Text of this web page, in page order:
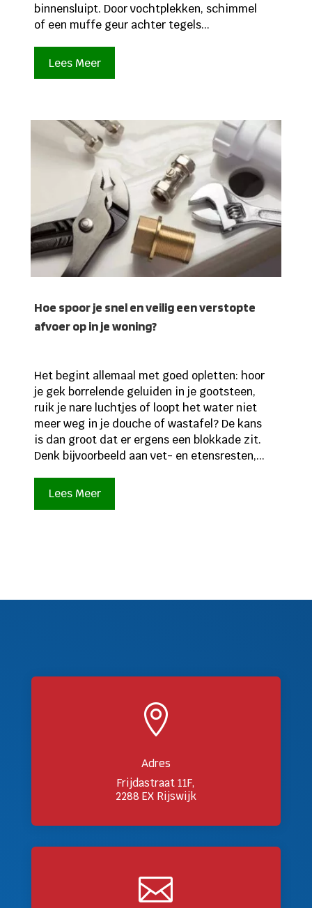
binnensluipt. Door vochtplekken, schimmel
of een muffe geur achter tegels...
Lees Meer
Hoe spoor je snel en veilig een verstopte
afvoer op in je woning?
Het begint allemaal met goed opletten: hoor
je gek borrelende geluiden in je gootsteen,
ruik je nare luchtjes of loopt het water niet
meer weg in je douche of wastafel? De kans
is dan groot dat er ergens een blokkade zit.
Denk bijvoorbeeld aan vet- en etensresten,...
Lees Meer

Adres
Frijdastraat 11F,
2288 EX Rijswijk
